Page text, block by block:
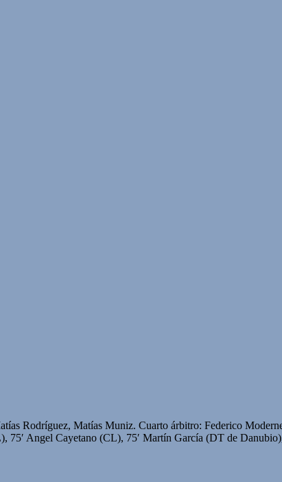
Rodríguez, Matías Muniz. Cuarto árbitro: Federico
75′ Angel Cayetano (CL), 75′ Martín García (DT de